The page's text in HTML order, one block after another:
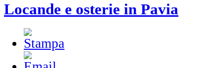
Locande e osterie in Pavia